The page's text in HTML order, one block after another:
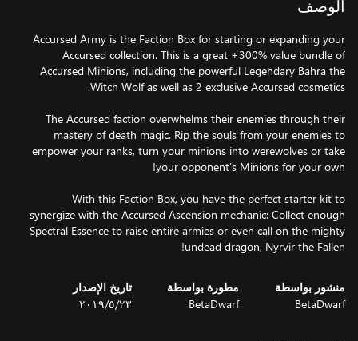
الوصف
Accursed Army is the Faction Box for starting or expanding your
Accursed collection. This is a great +300% value bundle of
Accursed Minions, including the powerful Legendary Bahra the
The Accursed faction overwhelms their enemies through their
mastery of death magic. Rip the souls from your enemies to
empower your ranks, turn your minions into werewolves or take
With this Faction Box, you have the perfect starter kit to
synergize with the Accursed Ascension mechanic: Collect enough
Spectral Essence to raise entire armies or even call on the mighty
undead dragon, Nyrvir the Fallen!
منشور بواسطة
BetaDwarf
مطورة بواسطة
BetaDwarf
تاريخ الإصدار
٢٣‏/٥‏/٢٠١٩